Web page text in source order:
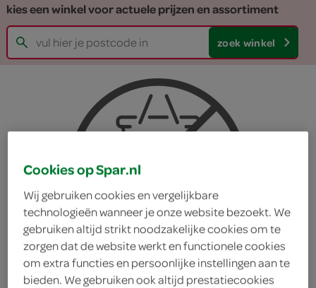
kies een winkel voor actuele prijzen en assortiment
zoek winkel
Cookies op Spar.nl
Wij gebruiken cookies en vergelijkbare
technologieën wanneer je onze website bezoekt. We
gebruiken altijd strikt noodzakelijke cookies om te
zorgen dat de website werkt en functionele cookies
om extra functies en persoonlijke instellingen aan te
bieden. We gebruiken ook altijd prestatiecookies